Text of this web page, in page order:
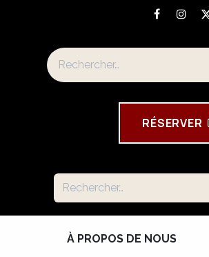
RÉSE​​​​RVER
À PROPOS DE NOUS